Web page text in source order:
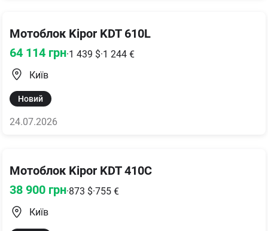
Мотоблок Kipor KDT 610L
64 114 грн·1 439 $·1 244 €
Київ
Новий
24.07.2026
Мотоблок Kipor KDT 410C
38 900 грн·873 $·755 €
Київ